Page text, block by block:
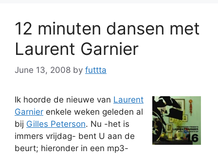
12 minuten dansen met
Laurent Garnier
June 13, 2008 by futtta
Ik hoorde de nieuwe van Laurent
Garnier enkele weken geleden al
bij Gilles Peterson. Nu -het is
immers vrijdag- bent U aan de
beurt; hieronder in een mp3-